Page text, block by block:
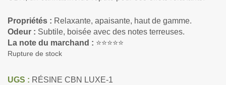
Propriétés : Relaxante, apaisante, haut de gamme.
Odeur : Subtile, boisée avec des notes terreuses.
La note du marchand : ⭐⭐⭐⭐⭐
Rupture de stock
UGS : RÉSINE CBN LUXE-1